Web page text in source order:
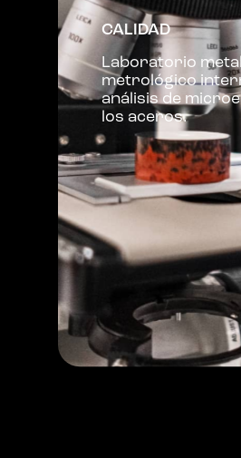
CALIDAD
Laboratorio
metrológico
análisis de
los aceros.